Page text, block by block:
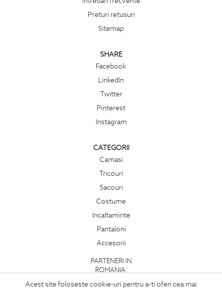
Acest site foloseste cookie-uri pentru a-ti oferi cea mai
Preturi retusuri
Sitemap
SHARE
Facebook
LinkedIn
Twitter
Pinterest
Instagram
CATEGORII
Camasi
Tricouri
Sacouri
Costume
Incaltaminte
Pantaloni
Accesorii
PARTENERI IN
ROMANIA: